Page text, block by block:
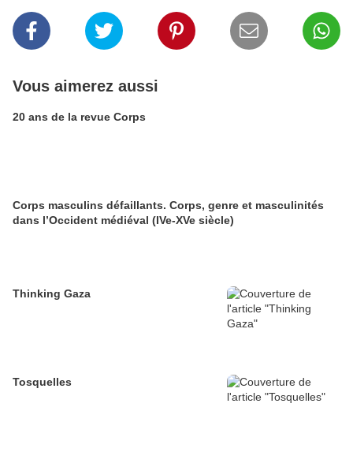
Vous aimerez aussi
20 ans de la revue Corps
Corps masculins défaillants. Corps, genre et masculinités
dans l’Occident médiéval (IVe-XVe siècle)
Thinking Gaza
Tosquelles